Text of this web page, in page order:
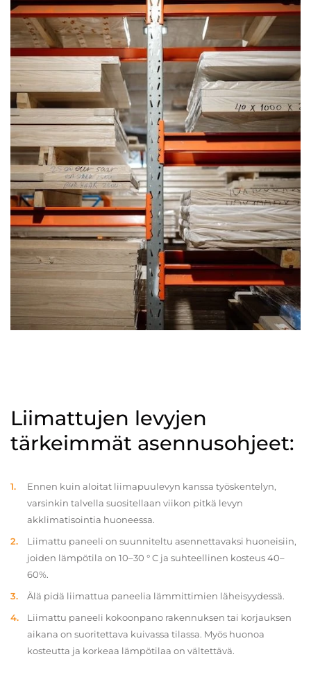
Liimattujen levyjen
tärkeimmät asennusohjeet:
Ennen kuin aloitat liimapuulevyn kanssa työskentelyn,
varsinkin talvella suositellaan viikon pitkä levyn
akklimatisointia huoneessa.
Liimattu paneeli on suunniteltu asennettavaksi huoneisiin,
joiden lämpötila on 10–30 ° C ja suhteellinen kosteus 40–
60%.
Älä pidä liimattua paneelia lämmittimien läheisyydessä.
Liimattu paneeli kokoonpano rakennuksen tai korjauksen
aikana on suoritettava kuivassa tilassa. Myös huonoa
kosteutta ja korkeaa lämpötilaa on vältettävä.